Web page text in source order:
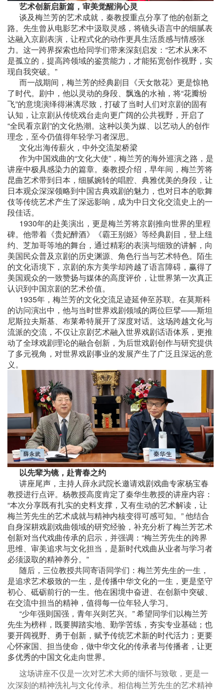
艺术创新启新篇，审美觉醒润心灵
谈及梅兰芳的艺术成就，秦教授重点分享了他的创新之
路。先生曾从电影艺术中汲取灵感，将镜头语言中的细腻表
达融入京剧表演，让程式化的动作更具生活质感与情感张
力。这一跨界探索也给同学们带来深刻启发：“艺术从来不
是孤立的，提高跨领域的鉴赏能力，才能拓宽创作视野，实
现自我突破。”
而一战期间，梅兰芳的经典剧目《天女散花》更是惊艳
了时代。剧中，他以灵动的身段、飘逸的水袖，将“花瓣纷
飞”的意境演绎得淋漓尽致，打破了当时人们对京剧的固有
认知，让京剧从传统戏台走向更广阔的公共视野，开启了
“全民看京剧”的文化热潮。这种以美为媒、以艺动人的创作
理念，至今仍值得年轻学习者深思。
文化出海传薪火，中外交流架桥梁
作为中国戏曲的“文化大使”，梅兰芳的海外巡演之路，是
讲座中极具感染力的篇章。秦教授介绍，早年间，梅兰芳将
昆曲艺术带到日本，细腻婉转的唱腔、典雅优美的身段，让
日本观众深深领略到中国古典戏剧的魅力，也对日本的歌舞
伎等传统艺术产生了深远影响，成为中日文化交流史上的一
段佳话。
1930年的赴美演出，更是梅兰芳将京剧推向世界的里程
碑。他带着《贵妃醉酒》《霸王别姬》等经典剧目，登上纽
约、芝加哥等地的舞台，通过精彩的表演与细致的讲解，向
美国民众普及京剧的历史渊源、角色行当与艺术特色。陌生
的文化语境下，京剧的东方美学却跨越了语言障碍，赢得了
美国观众的一致赞扬与媒体的高度评价，让世界第一次真正
认识到中国京剧的艺术价值。
1935年，梅兰芳的文化交流足迹延伸至苏联。在莫斯科
的访问演出中，他与当时世界戏剧领域的两位巨擘——斯坦
尼斯拉夫斯基、布莱希特展开了深度对话。这场跨越文化与
流派的交流，不仅让京剧艺术融入世界戏剧话语体系，更推
动了全球戏剧理论的融合创新，为后世戏剧创作与研究提供
了多元视角，对世界戏剧事业的发展产生了广泛且深远的意
义。
以先辈为镜，赴青春之约
讲座尾声，主持人薛永武院长邀请戏剧戏曲专家杨宝春
教授进行点评。杨教授高度肯定了秦华生教授的讲座内容：
“本次分享既有扎实的史料支撑，又有生动的艺术解读，让
梅兰芳先生的艺术成就与精神内核变得可感可知。” 他结合
自身深耕戏剧戏曲领域的研究经验，补充分析了梅兰芳艺术
创新对当代戏曲传承的启示，并强调：“梅兰芳先生的跨界
思维、审美追求与文化担当，是新时代戏曲从业者与学习者
必须汲取的精神养分。”
随后，三位教授共同寄语同学们：梅兰芳先生的一生，
是追求艺术极致的一生，是传播中华文化的一生，更是坚守
初心、砥砺前行的一生。他在困境中奋进、在创新中突破、
在交流中担当的精神，值得每一位年轻人学习。
“少年强则国强，青年兴则艺兴。” 希望同学们以梅兰芳
先生为榜样，既要脚踏实地、勤学苦练，夯实专业基础；也
要开阔视野、勇于创新，赋予传统艺术新的时代活力；更要
心怀家国、担当使命，做中华文化的传承者与传播者，让更
多优秀的中国文化走向世界。
这场讲座不仅是一次对艺术大师的缅怀与致敬，更是一
次深刻的精神洗礼与文化传承。相信梅兰芳先生的艺术精神